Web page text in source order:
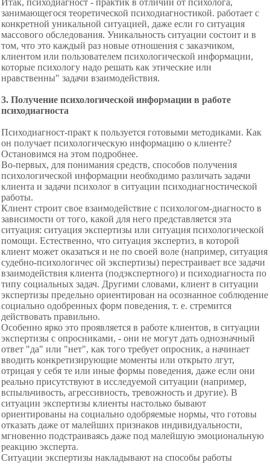
Итак, психодиагност - практик в отличии от психолога,
занимающегося теоретической психодиагностикой. работает с
конкретной уникальной ситуацией, даже если го ситуация
массового обследования. Уникальность ситуации состоит и в
том, что это каждый раз новые отношения с заказчиком,
клиентом или пользователем психологической информации,
которые психологу надо решать как этические или
нравственны" задачи взаимодействия.
3. Получение психологической информации в работе
психодиагноста
Психодиагност-практ к пользуется готовыми методиками. Как
он получает психологическую информацию о клиенте?
Остановимся на этом подробнее.
Во-первых, для понимания средств, способов получения
психологической информации необходимо различать задачи
клиента и задачи психолог в ситуации психодиагностической
работы.
Клиент строит свое взаимодействие с психологом-диагносто в
зависимости от того, какой для него представляется эта
ситуация: ситуация экспертизы или ситуация психологической
помощи. Естественно, что ситуация экспертиз, в которой
клиент может оказаться и не по своей воле (например, ситуация
судебно-психологичес ой экспертизы) перестраивает все задачи
взаимодействия клиента (подэкспертного) и психодиагноста по
типу социальных задач. Другими словами, клиент в ситуации
экспертизы предельно ориентирован на осознанное соблюдение
социально одобренных форм поведения, т. е. стремится
действовать правильно.
Особенно ярко это проявляется в работе клиентов, в ситуации
экспертизы с опросниками, - они не могут дать однозначный
ответ "да" или "нет", как того требует опросник, а начинает
вводить конкретизирующие моменты или открыто лгут,
отрицая у себя те или иные формы поведения, даже если они
реально присутствуют в исследуемой ситуации (например,
вспыльчивость, агрессивность, тревожность и другие). В
ситуации экспертизы клиенты настолько бывают
ориентированы на социально одобряемые нормы, что готовы
отказать даже от малейших признаков индивидуальности,
мгновенно подстраиваясь даже под малейшую эмоциональную
реакцию эксперта.
Ситуации экспертизы накладывают на способы работы